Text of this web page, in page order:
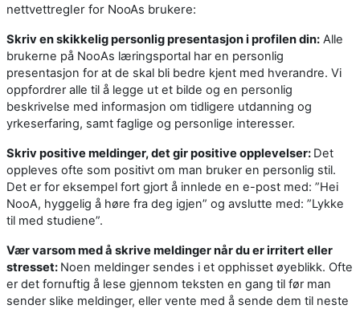
nettvettregler for NooAs brukere:
Skriv en skikkelig personlig presentasjon i profilen din: Alle
brukerne på NooAs læringsportal har en personlig
presentasjon for at de skal bli bedre kjent med hverandre. Vi
oppfordrer alle til å legge ut et bilde og en personlig
beskrivelse med informasjon om tidligere utdanning og
yrkeserfaring, samt faglige og personlige interesser.
Skriv positive meldinger, det gir positive opplevelser: Det
oppleves ofte som positivt om man bruker en personlig stil.
Det er for eksempel fort gjort å innlede en e-post med: ”Hei
NooA, hyggelig å høre fra deg igjen” og avslutte med: ”Lykke
til med studiene”.
Vær varsom med å skrive meldinger når du er irritert eller
stresset: Noen meldinger sendes i et opphisset øyeblikk. Ofte
er det fornuftig å lese gjennom teksten en gang til før man
sender slike meldinger, eller vente med å sende dem til neste